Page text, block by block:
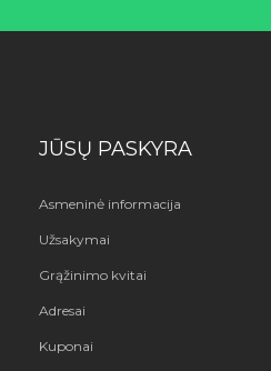
JŪSŲ PASKYRA
Asmeninė informacija
Užsakymai
Grąžinimo kvitai
Adresai
Kuponai